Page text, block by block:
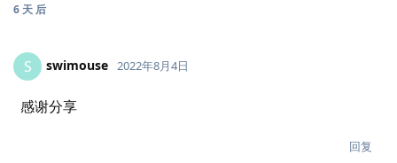
6 天 后
S swimouse 2022年8月4日
感谢分享
回复